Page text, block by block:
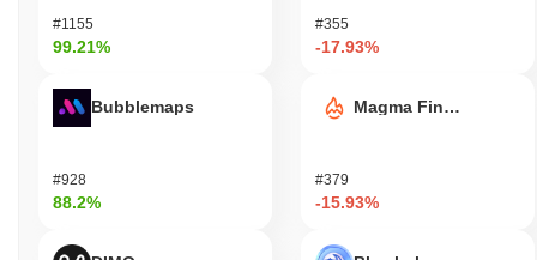
TSLA6900使用权益证明（PoS）共识机制，验证者负责确认交易
并维护网络的完整性。验证者根据他们持有的TSLA6900代币数量
押过程不仅保护了网络，还激励参与者诚实行事，因为他们有机会
因贡献而获得奖励。 该协议采用先进的加密技术，如椭圆曲线数字
加密技术保护网络免受未经授权的访问，并确保交易的有效性和防
篡改性。 通过质押奖励实现激励对齐，这些奖励分配给验证者以奖
如双重签名或长时间离线，从而阻止可能危害网络安全的行为。定
#1155
99.21%
Bubblemaps
#928
88.2%
#355
-17.93%
Magma Finance
#379
-15.93%